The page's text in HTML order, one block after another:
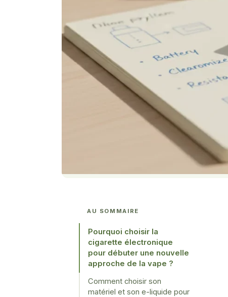
AU SOMMAIRE
Pourquoi choisir la
cigarette électronique
pour débuter une nouvelle
approche de la vape ?
Comment choisir son
matériel et son e-liquide pour